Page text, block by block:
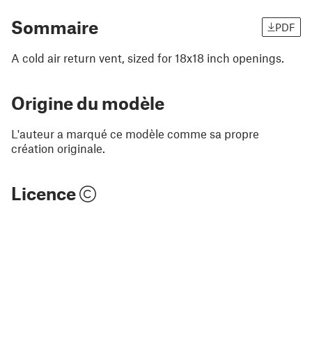
Sommaire PDF
A cold air return vent, sized for 18x18 inch openings.
Origine du modèle
L'auteur a marqué ce modèle comme sa propre
création originale.
Licence